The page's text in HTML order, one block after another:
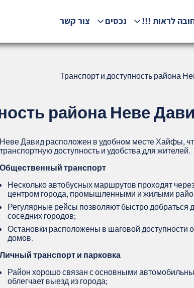
לראות !!! נכסים צור קשר
Транспорт и доступность района
района Неве
Неве Давид расположен в удобном месте Хайфы,
транспортную доступность и удобства для жителей.
Общественный транспорт
Несколько автобусных маршрутов проходят
центром города, промышленными и жилыми
Регулярные рейсы позволяют быстро добраться
соседних городов;
Остановки расположены в шаговой доступности
домов.
Личный транспорт и парковка
Район хорошо связан с основными
облегчает выезд из города;